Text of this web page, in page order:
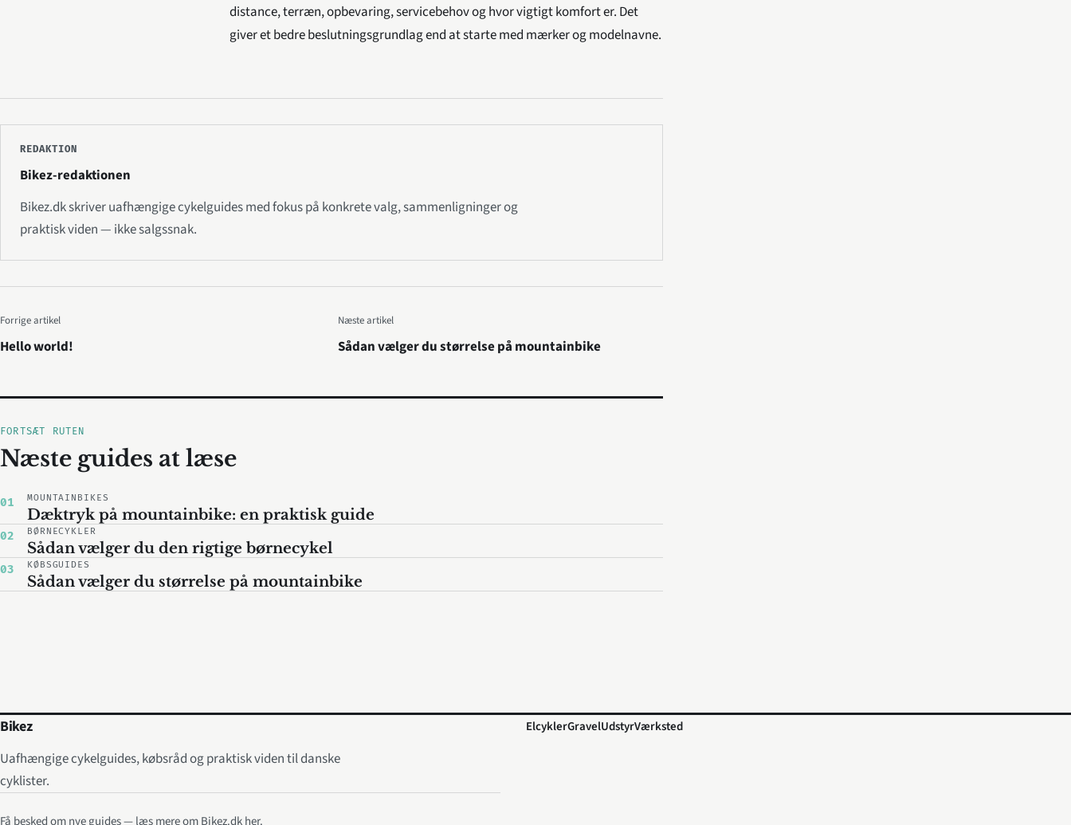
distance, terræn, opbevaring, servicebehov og hvor vigtigt komfort er. Det
giver et bedre beslutningsgrundlag end at starte med mærker og modelnavne.
REDAKTION
Bikez-redaktionen
Bikez.dk skriver uafhængige cykelguides med fokus på konkrete valg, sammenligninger og
praktisk viden — ikke salgssnak.
Forrige artikel
Hello world!
Næste artikel
Sådan vælger du størrelse på mountainbike
FORTSÆT RUTEN
Næste guides at læse
01 MOUNTAINBIKES
Dæktryk på mountainbike: en praktisk guide
02 BØRNECYKLER
Sådan vælger du den rigtige børnecykel
03 KØBSGUIDES
Sådan vælger du størrelse på mountainbike
Bikez
Uafhængige cykelguides, købsråd og praktisk viden til danske
cyklister.
Få besked om nye guides — læs mere om Bikez.dk her.
ElcyklerGravelUdstyrVærksted